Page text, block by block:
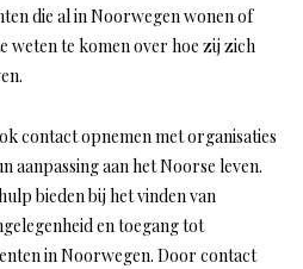
die al in Noorwegen wonen of
weten te komen over hoe zij zich
contact opnemen met organisaties
aanpassing aan het Noorse leven.
bieden bij het vinden van
en toegang tot
in Noorwegen. Door contact